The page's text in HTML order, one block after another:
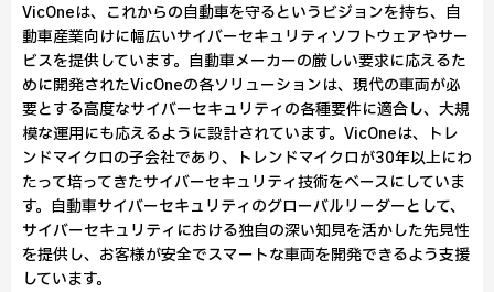
VicOneは、これからの自動車を守るというビジョンを持ち、自
動車産業向けに幅広いサイバーセキュリティソフトウェアやサー
ビスを提供しています。自動車メーカーの厳しい要求に応えるた
めに開発されたVicOneの各ソリューションは、現代の車両が必
要とする高度なサイバーセキュリティの各種要件に適合し、大規
模な運用にも応えるように設計されています。VicOneは、トレ
ンドマイクロの子会社であり、トレンドマイクロが30年以上にわ
たって培ってきたサイバーセキュリティ技術をベースにしていま
す。自動車サイバーセキュリティのグローバルリーダーとして、
サイバーセキュリティにおける独自の深い知見を活かした先見性
を提供し、お客様が安全でスマートな車両を開発できるよう支援
しています。